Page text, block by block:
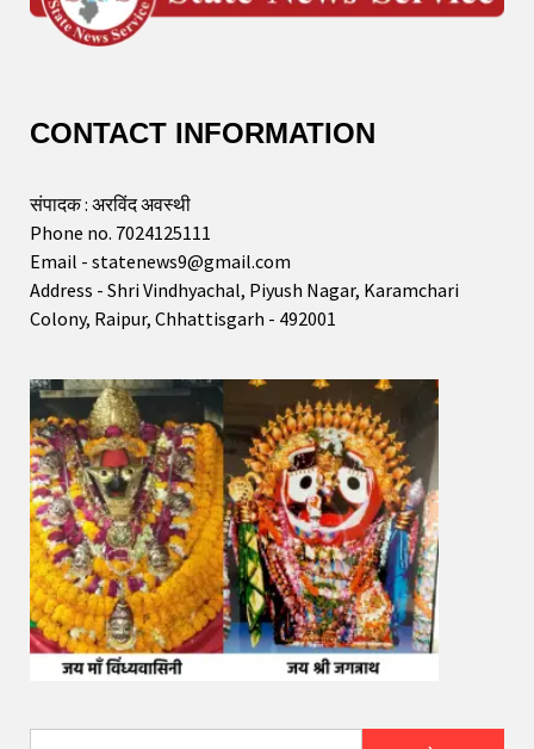
CONTACT INFORMATION
संपादक : अरविंद अवस्थी
Phone no. 7024125111
Email - statenews9@gmail.com
Address - Shri Vindhyachal, Piyush Nagar, Karamchari
Colony, Raipur, Chhattisgarh - 492001